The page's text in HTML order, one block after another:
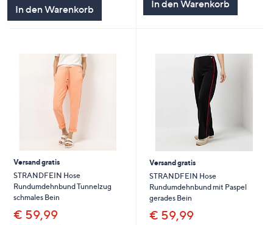
In den Warenkorb In den Warenkorb
Versand gratis
STRANDFEIN Hose
Rundumdehnbund Tunnelzug
schmales Bein
€ 59,99
Versand gratis
STRANDFEIN Hose
Rundumdehnbund mit Paspel
gerades Bein
€ 59,99